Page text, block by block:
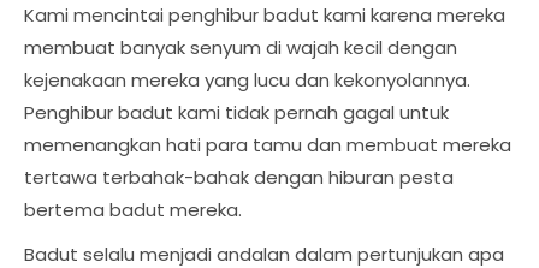
Kami mencintai penghibur badut kami karena mereka
membuat banyak senyum di wajah kecil dengan
kejenakaan mereka yang lucu dan kekonyolannya.
Penghibur badut kami tidak pernah gagal untuk
memenangkan hati para tamu dan membuat mereka
tertawa terbahak-bahak dengan hiburan pesta
bertema badut mereka.
Badut selalu menjadi andalan dalam pertunjukan apa